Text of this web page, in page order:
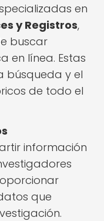
en
y Registros,
buscar
en línea. Estas
búsqueda y el
de todo el
información
que